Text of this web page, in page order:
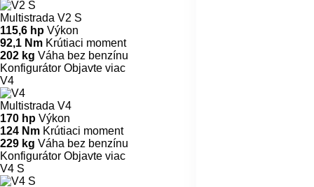
Multistrada V2 S
115,6 hp Výkon
92,1 Nm Krútiaci moment
202 kg Váha bez benzínu
Konfigurátor Objavte viac
V4
Multistrada V4
170 hp Výkon
124 Nm Krútiaci moment
229 kg Váha bez benzínu
Konfigurátor Objavte viac
V4 S